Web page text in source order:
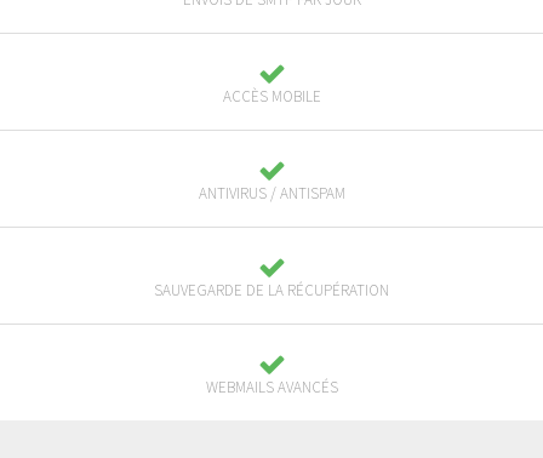
ACCÈS MOBILE
ANTIVIRUS / ANTISPAM
SAUVEGARDE DE LA RÉCUPÉRATION
WEBMAILS AVANCÉS